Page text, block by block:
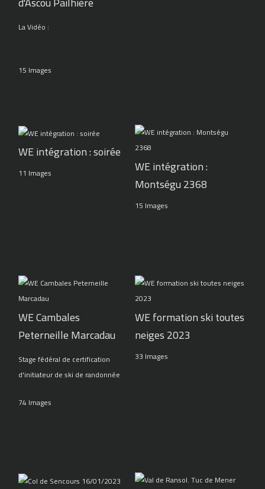
La Vidéo :
15 Images
WE intégration : soirée
11 Images
WE intégration :
Montségu 2368
15 Images
WE Cambales
Peterneille Marcadau
Stage fédéral de certification
d'initiateur de ski de randonnée
74 Images
WE formation ski toutes
neiges 2023
33 Images